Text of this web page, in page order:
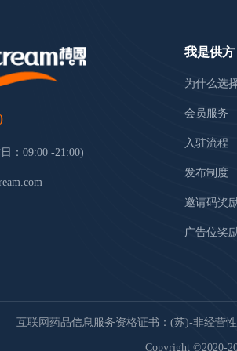
：09:00 -21:00)
我是供方
为什么选
会员服务
入驻流程
发布制度
邀请码奖
广告位奖
互联网药品信息服务资格证书：(苏)-非经营性
Copyright ©2020-